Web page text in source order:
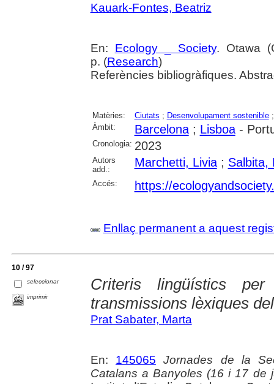
Kauark-Fontes, Beatriz
En: Ecology _ Society. Otawa
p. (Research)
Referències bibliogràfiques.
Matèries: Ciutats ; Desenvolupament sostenible
Àmbit:
Barcelona; Lisboa-
Cronologia: 2023
Autors
add.:
Marchetti, Livia; Salbita,
Accés: https://
Enllaç permanent a aquest
10 / 97
seleccionar
imprimir
Criteris lingüístics
transmissions lèxiques
Prat Sabater, Marta
En: 145065
Jornades de la
Catalans a Banyoles (16 i 17 de